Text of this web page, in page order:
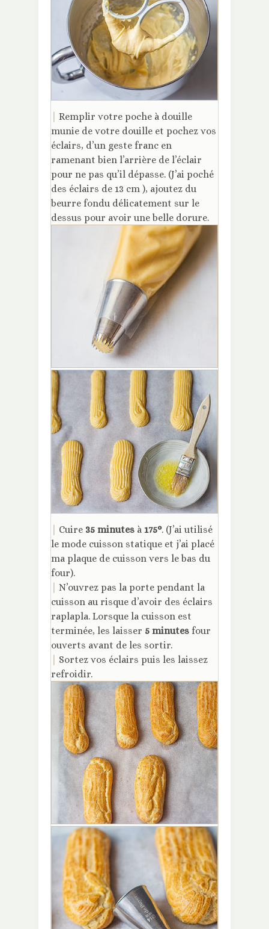
Remplir votre poche à douille
munie de votre douille et pochez vos
éclairs, d’un geste franc en
ramenant bien l’arrière de l’éclair
pour ne pas qu’il dépasse. (J’ai poché
des éclairs de 13 cm ), ajoutez du
beurre fondu délicatement sur le
dessus pour avoir une belle dorure.
Cuire 35 minutes à 175°. (J’ai utilisé
le mode cuisson statique et j’ai placé
ma plaque de cuisson vers le bas du
four).
N’ouvrez pas la porte pendant la
cuisson au risque d’avoir des éclairs
raplapla. Lorsque la cuisson est
terminée, les laisser 5 minutes four
ouverts avant de les sortir.
Sortez vos éclairs puis les laissez
refroidir.